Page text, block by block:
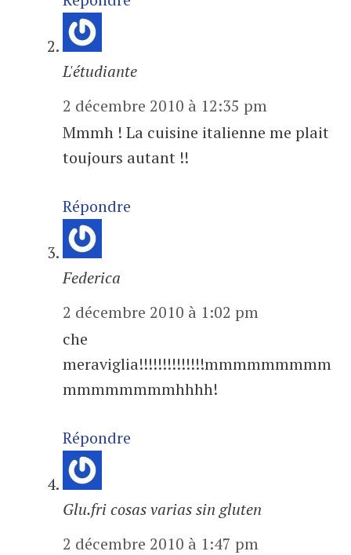
L'étudiante
2 décembre 2010 à 12:35 pm
Mmmh ! La cuisine italienne me plait
toujours autant !!
Répondre
Federica
2 décembre 2010 à 1:02 pm
che
meraviglia!!!!!!!!!!!!!!mmmmmmmmm
mmmmmmmmhhhh!
Répondre
Glu.fri cosas varias sin gluten
2 décembre 2010 à 1:47 pm